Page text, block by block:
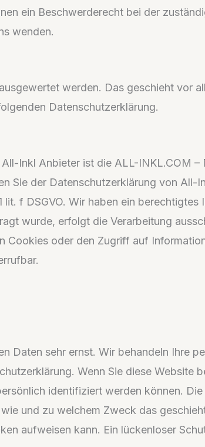
ein Beschwerderecht bei der
wenden.
werden. Das geschieht vor
Datenschutzerklärung.
Inkl Anbieter ist die ALL-INKL.COM
Sie der Datenschutzerklärung von
f DSGVO. Wir haben ein
wurde, erfolgt die Verarbeitung
Cookies oder den Zugriff auf
Daten sehr ernst. Wir behandeln Ihre
Wenn Sie diese Website
identifiziert werden können.
und zu welchem Zweck das
aufweisen kann. Ein lückenloser